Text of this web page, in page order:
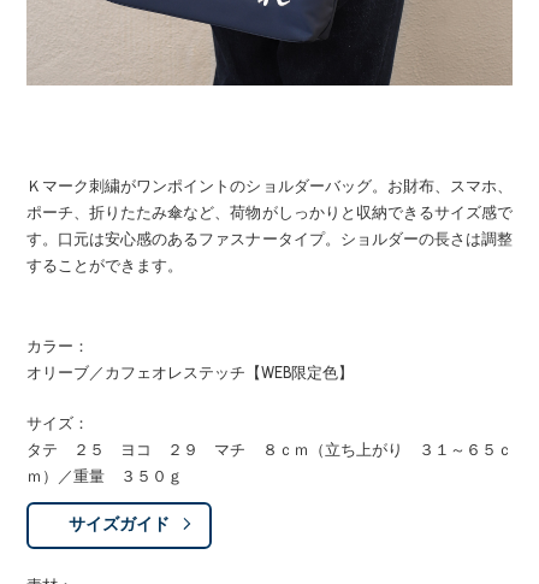
Ｋマーク刺繍がワンポイントのショルダーバッグ。お財布、スマホ、
ポーチ、折りたたみ傘など、荷物がしっかりと収納できるサイズ感で
す。口元は安心感のあるファスナータイプ。ショルダーの長さは調整
することができます。
カラー：
オリーブ／カフェオレステッチ【WEB限定色】
サイズ：
タテ ２５ ヨコ ２９ マチ ８ｃｍ（立ち上がり ３１～６５ｃ
ｍ）／重量 ３５０ｇ
サイズガイド